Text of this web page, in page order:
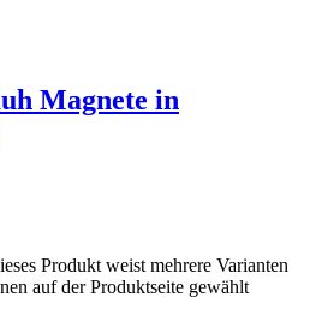
Magnete in
Produkt weist mehrere Varianten
auf der Produktseite gewählt